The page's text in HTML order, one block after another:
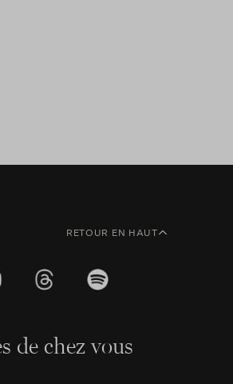
RETOUR EN HAUT
de chez vous